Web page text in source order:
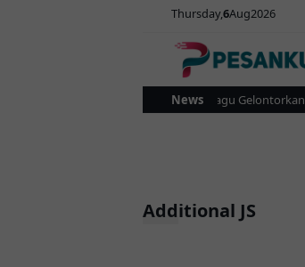
Thursday6Aug2026
News
Pemkot Kotamobagu Gelontorkan
Additional JS